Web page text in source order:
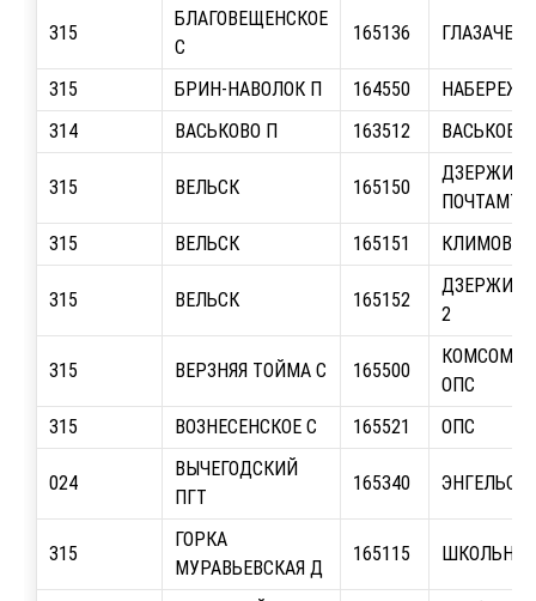
315
БЛАГОВЕЩЕНСКОЕ
С
165136
315 БРИН-НАВОЛОК П 164550
314
ВАСЬКОВО П 163512 ВАСЬКОВО,
315 ВЕЛЬСК 165150
ПОЧТАМТ
315
ВЕЛЬСК 165151
315 ВЕЛЬСК 165152
2
315 ВЕРЗНЯЯ ТОЙМА С 165500
ОПС
315
ВОЗНЕСЕНСКОЕ С 165521 ОПС
024
ВЫЧЕГОДСКИЙ
ПГТ
165340 ЭНГЕЛЬСА,
315
ГОРКА
МУРАВЬЕВСКАЯ Д
165115